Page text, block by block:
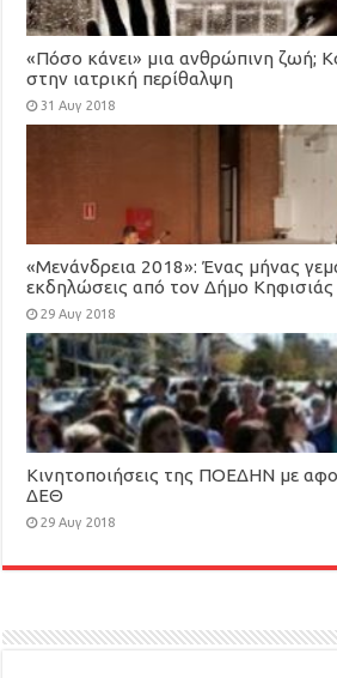
«Πόσο κάνει» μια ανθρώπινη ζωή;
στην ιατρική περίθαλψη
31 Αυγ 2018
«Μενάνδρεια 2018»: Ένας μήνας
εκδηλώσεις από τον Δήμο Κηφισιάς
29 Αυγ 2018
Κινητοποιήσεις της ΠΟΕΔΗΝ με
ΔΕΘ
29 Αυγ 2018